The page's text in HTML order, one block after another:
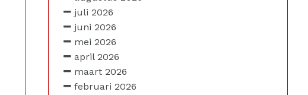
juli 2026
juni 2026
mei 2026
april 2026
maart 2026
februari 2026